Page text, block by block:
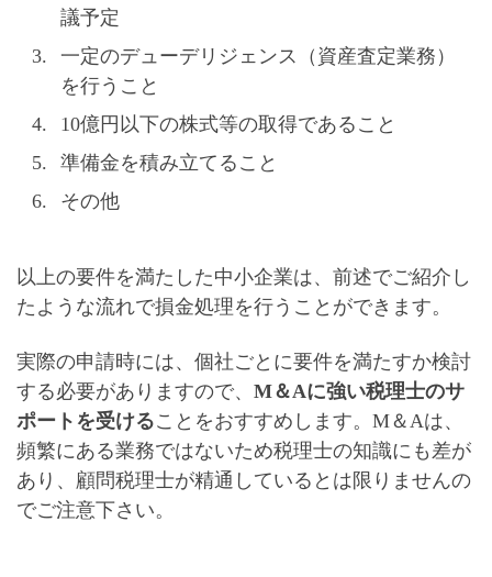
議予定
一定のデューデリジェンス（資産査定業務）
を行うこと
10億円以下の株式等の取得であること
準備金を積み立てること
その他
以上の要件を満たした中小企業は、前述でご紹介し
たような流れで損金処理を行うことができます。
実際の申請時には、個社ごとに要件を満たすか検討
する必要がありますので、 M＆Aに強い税理士のサ
ポートを受けることをおすすめします。M＆Aは、
頻繁にある業務ではないため税理士の知識にも差が
あり、顧問税理士が精通しているとは限りませんの
でご注意下さい。